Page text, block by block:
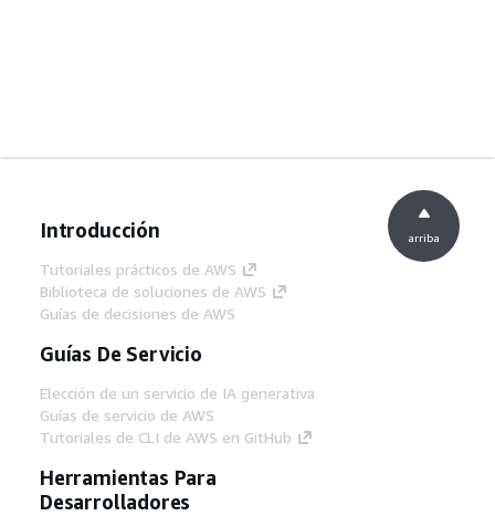
Introducción
Tutoriales prácticos de AWS
Biblioteca de soluciones de AWS
Guías de decisiones de AWS
Guías De Servicio
Elección de un servicio de IA generativa
Guías de servicio de AWS
Tutoriales de CLI de AWS en GitHub
Herramientas Para
Desarrolladores
arriba